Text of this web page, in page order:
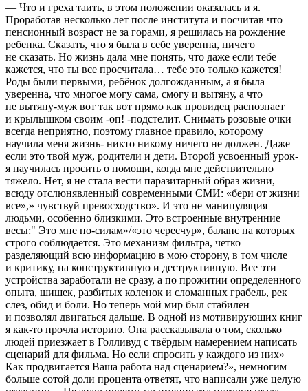
— Что и греха таить, в этом положении оказалась и я.
Проработав несколько лет после института и посчитав что
пенсионный возраст не за горами, я решилась на рождение
ребенка. Сказать, что я была в себе уверенна, ничего
не сказать. Но жизнь дала мне понять, что даже если тебе
кажется, что ты все просчитала… тебе это только кажется!
Роды были первыми, ребёнок долгожданным, а я была
уверенна, что многое могу сама, смогу и вытяну, а что
не вытяну-муж вот так вот прямо как провидец распознает
и крылышком своим -оп! -подстелит. Снимать розовые очки
всегда неприятно, поэтому главное правило, которому
научила меня жизнь- никто никому ничего не должен. Даже
если это твой муж, родители и дети. Второй усвоенный урок-
я научилась просить о помощи, когда мне действительно
тяжело. Нет, я не стала вести паразитарный образ жизни,
всюду отслюнявленный современными СМИ: «бери от жизни
все»,» чувствуй превосходство». И это не манипуляция
людьми, особенно близкими. Это встроенные внутренние
весы:" Это мне по-силам»/«это чересчур», баланс на которых
строго соблюдается. Это механизм фильтра, четко
разделяющий всю информацию в мою сторону, в том числе
и критику, на конструктивную и деструктивную. Все эти
устройства заработали не сразу, а по прожитии определенного
опыта, шишек, разбитых коленок и сломанных грабель, рек
слез, обид и боли. Но теперь мой мир был стабилен
и позволял двигаться дальше. В одной из мотивирующих книг
я как-то прочла историю. Она рассказывала о том, сколько
людей приезжает в Голливуд с твёрдым намерением написать
сценарий для фильма. Но если спросить у каждого из них»
Как продвигается Ваша работа над сценарием?», немногим
больше сотой доли процента ответят, что написали уже целую